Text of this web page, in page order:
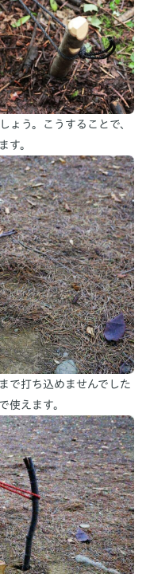
ょう。こうすることで、
す。
で打ち込めませんでした
使えます。